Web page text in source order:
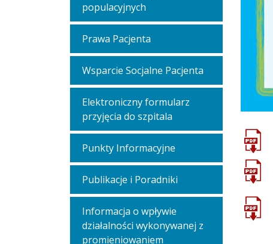
populacyjnych
Prawa Pacjenta
Wsparcie Socjalne Pacjenta
Elektroniczny formularz
przyjęcia do szpitala
Punkty Informacyjne
Publikacje i Poradniki
Informacja o wpływie
działalności wykonywanej z
promieniowaniem